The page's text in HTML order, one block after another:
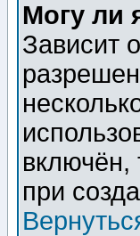
Могу ли
Зависит
включён,
при